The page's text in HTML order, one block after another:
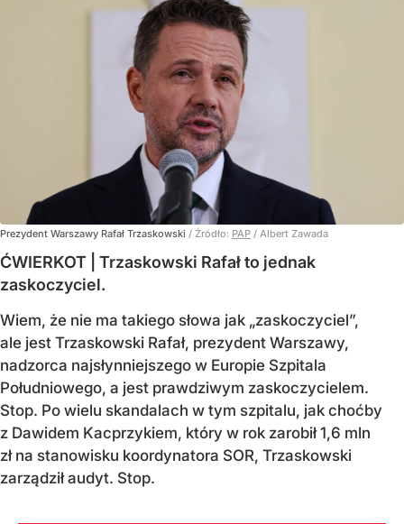
Prezydent Warszawy Rafał Trzaskowski / Źródło: PAP / Albert Zawada
ĆWIERKOT | Trzaskowski Rafał to jednak
zaskoczyciel.
Wiem, że nie ma takiego słowa jak „zaskoczyciel”,
ale jest Trzaskowski Rafał, prezydent Warszawy,
nadzorca najsłynniejszego w Europie Szpitala
Południowego, a jest prawdziwym zaskoczycielem.
Stop. Po wielu skandalach w tym szpitalu, jak choćby
z Dawidem Kacprzykiem, który w rok zarobił 1,6 mln
zł na stanowisku koordynatora SOR, Trzaskowski
zarządził audyt. Stop.